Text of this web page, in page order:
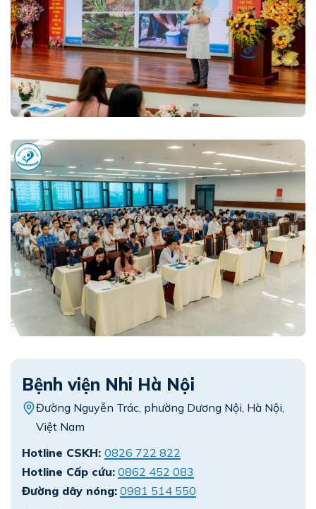
Bệnh viện Nhi Hà Nội
Đường Nguyễn Trác, phường Dương Nội, Hà Nội,
Việt Nam
Hotline CSKH: 0826 722 822
Hotline Cấp cứu: 0862 452 083
Đường dây nóng: 0981 514 550